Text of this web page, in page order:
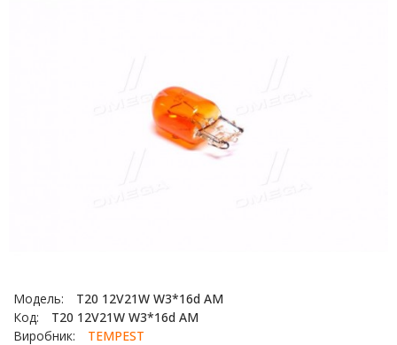
Модель:
T20 12V21W W3*16d AM
Код:
T20 12V21W W3*16d AM
Виробник:
TEMPEST